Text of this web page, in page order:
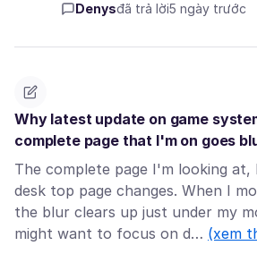
Denysđã trả lời5 ngày trước
Why latest update on game
complete page that I'm on goes
The complete page I'm looking at,
desk top page changes. When I
the blur clears up just under my
might want to focus on d… (xem